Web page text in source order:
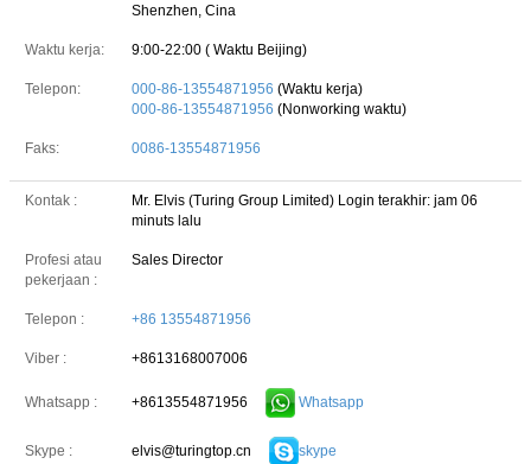
Tinggalkan pesan
Shenzhen, Cina
Waktu kerja: 9:00-22:00 ( Waktu Beijing)
Telepon: 000-86-13554871956 (Waktu kerja)
000-86-13554871956 (Nonworking waktu)
Faks: 0086-13554871956
Kontak : Mr. Elvis (Turing Group Limited) Login terakhir: jam 06
minuts lalu
Profesi atau
pekerjaan :
Sales Director
Telepon : +86 13554871956
Viber : +8613168007006
Whatsapp : +8613554871956 Whatsapp
Skype : elvis@turingtop.cn skype